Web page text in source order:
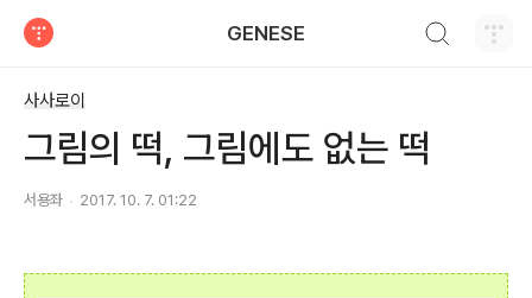
GENESE
사사로이
그림의 떡, 그림에도 없는 떡
서용좌 2017. 10. 7. 01:22